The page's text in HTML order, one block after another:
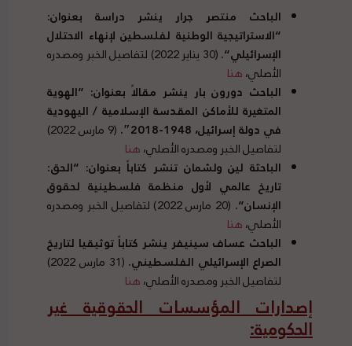
الباحث منتصر جرار ينشر دراسة بعنوان:
“الاستراتيجية الوطنية لفلسطين لإنهاء الاحتلال
الإسرائيلي“
.
(30 يناير 2022) لتفاصيل الخبر ومصدره
الأصلي،هنا
الباحث دورون بار ينشر مقالاً بعنوان: “الهوية
المتغيرة للأماكن المقدسة الإسلامية / اليهودية
في دولة إسرائيل، 1948-2018″
.
(9 مارس 2022)
لتفاصيل الخبر ومصدره الأصلي،هنا
الباحثة لين ولشمان تنشر كتاباً بعنوان: “الحق:
تاريخ عالمي لأول منظمة فلسطينية لحقوق
الإنسان“.
(20 مارس 2022) لتفاصيل الخبر ومصدره
الأصلي،هنا
الباحث عساف سينيفر ينشر كتاباً توثيقيا لتاريخ
الصراع الإسرائيلي الفلسطيني.
(31 مارس 2022)
لتفاصيل الخبر ومصدره الأصلي،هنا
إصدارات المؤسسات الحقوقية غير
الحكومية: